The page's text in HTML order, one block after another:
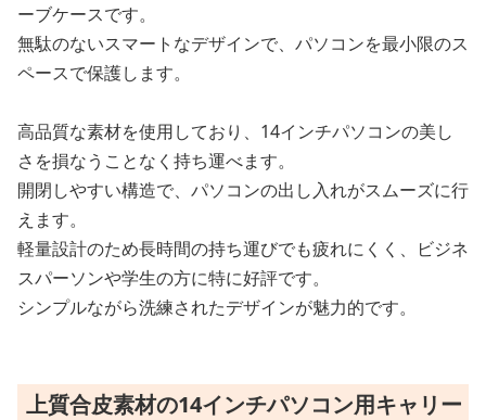
ーブケースです。
無駄のないスマートなデザインで、パソコンを最小限のス
ペースで保護します。
高品質な素材を使用しており、14インチパソコンの美し
さを損なうことなく持ち運べます。
開閉しやすい構造で、パソコンの出し入れがスムーズに行
えます。
軽量設計のため長時間の持ち運びでも疲れにくく、ビジネ
スパーソンや学生の方に特に好評です。
シンプルながら洗練されたデザインが魅力的です。
上質合皮素材の14インチパソコン用キャリー